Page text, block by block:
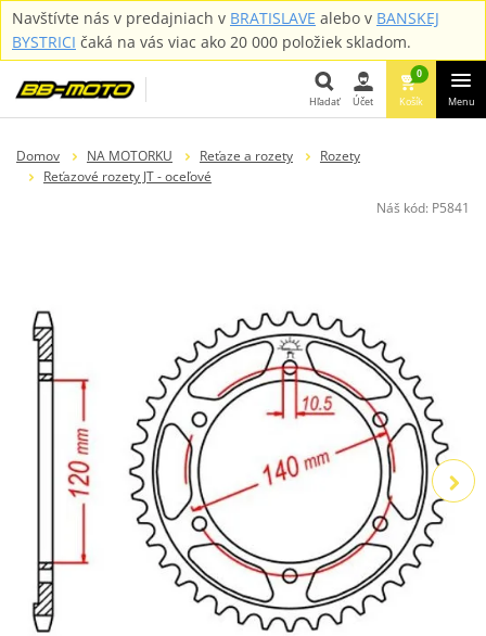
Navštívte nás v predajniach v BRATISLAVE alebo v BANSKEJ
BYSTRICI čaká na vás viac ako 20 000 položiek skladom.
Hľadať Účet
0
Košík Menu
Domov NA MOTORKU Reťaze a rozety
Rozety
Reťazové rozety JT - oceľové
Náš kód: P5841